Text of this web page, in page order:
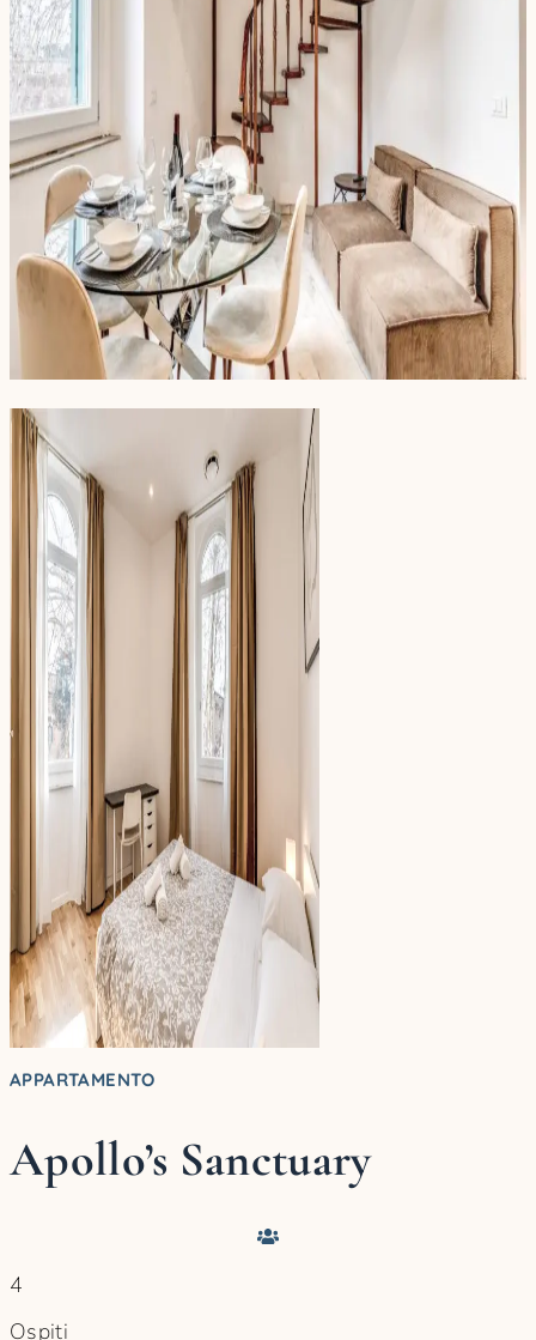
APPARTAMENTO
Apollo’s Sanctuary
4
Ospiti